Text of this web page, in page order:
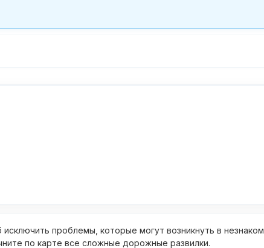
проблемы, которые могут возникнуть в
по карте все сложные дорожные развилки.